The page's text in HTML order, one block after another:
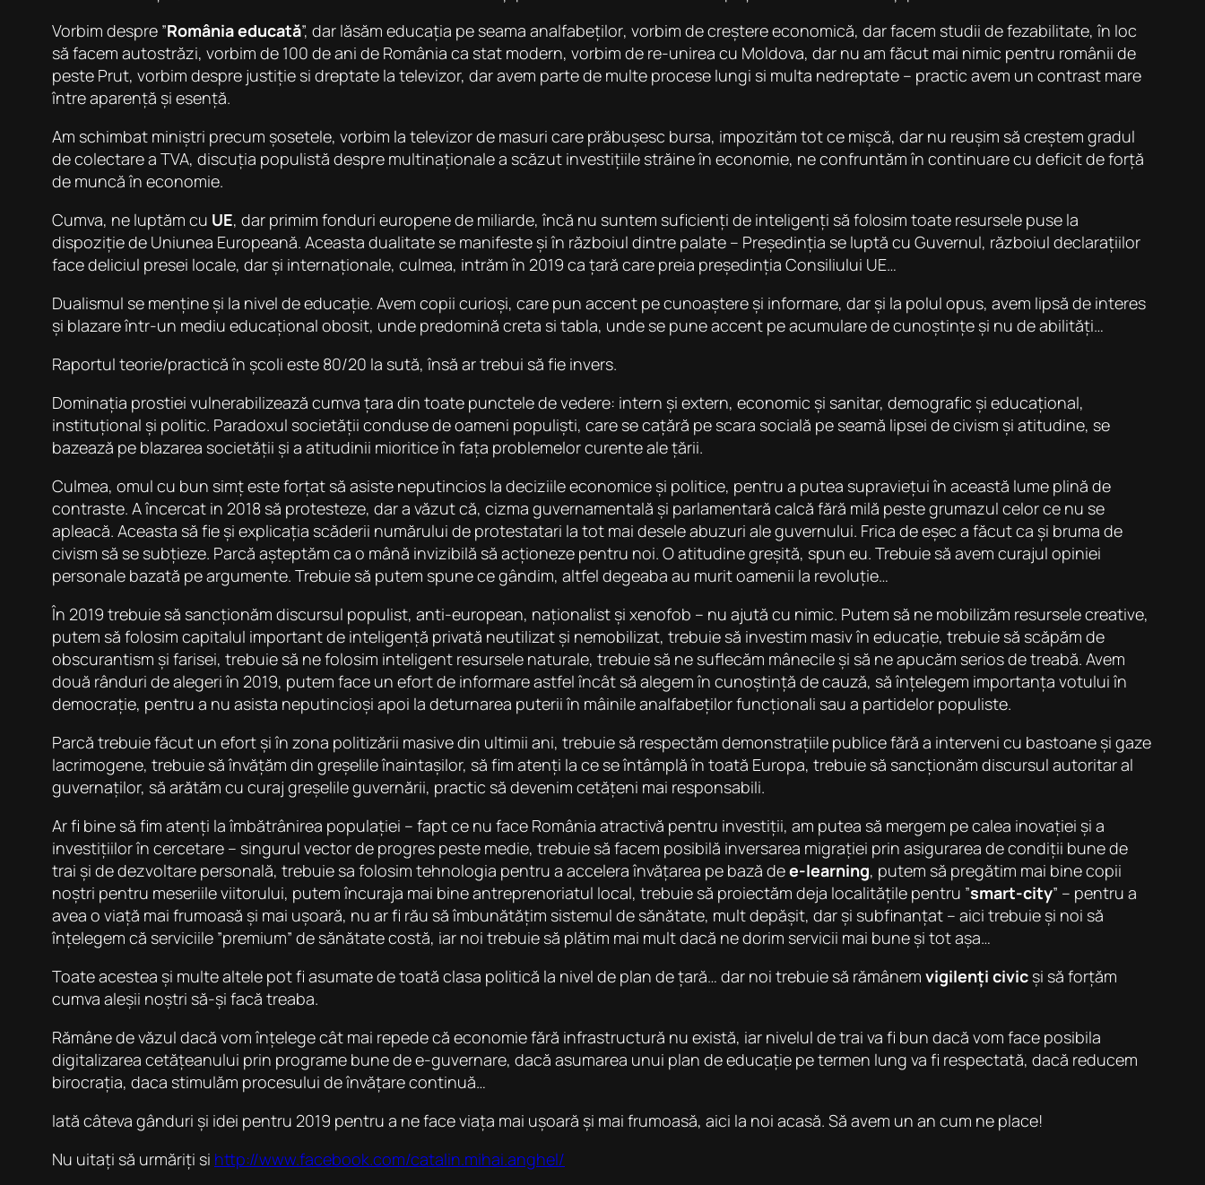
Vorbim despre ”România educată”, dar lăsăm educația pe seama analfabeților, vorbim de creștere economică, dar facem studii de fezabilitate, în loc
să facem autostrăzi, vorbim de 100 de ani de România ca stat modern, vorbim de re-unirea cu Moldova, dar nu am făcut mai nimic pentru românii de
peste Prut, vorbim despre justiție si dreptate la televizor, dar avem parte de multe procese lungi si multa nedreptate – practic avem un contrast mare
între aparență și esență.
Am schimbat miniștri precum șosetele, vorbim la televizor de masuri care prăbușesc bursa, impozităm tot ce mișcă, dar nu reușim să creștem gradul
de colectare a TVA, discuția populistă despre multinaționale a scăzut investițiile străine în economie, ne confruntăm în continuare cu deficit de forță
de muncă în economie.
Cumva, ne luptăm cu UE, dar primim fonduri europenede miliarde, încă nu suntem suficienți de inteligenți să folosim toate resursele puse la
dispoziție de Uniunea Europeană. Aceasta dualitate se manifeste și în războiul dintre palate – Președinția se luptă cu Guvernul, războiul declarațiilor
face deliciul presei locale, dar și internaționale, culmea, intrăm în 2019 ca țară care preia președinția Consiliului UE…
Dualismul se menține și la nivel de educație. Avem copii curioși, care pun accent pe cunoaștere și informare, dar și la polul opus, avem lipsă de interes
și blazare într-un mediu educațional obosit, unde predomină creta si tabla, unde se pune accent pe acumulare de cunoștințe și nu de abilități…
Raportul teorie/practică în școli este 80/20 la sută, însă ar trebui să fie invers.
Dominația prostiei vulnerabilizează cumva țara din toate punctele de vedere: intern și extern, economic și sanitar, demografic și educațional,
instituțional și politic. Paradoxul societății conduse de oameni populiști, care se cațără pe scara socială pe seamă lipsei de civism și atitudine, se
bazează pe blazarea societății și a atitudinii mioritice în fața problemelor curente ale țării.
Culmea, omul cu bun simț este forțat să asiste neputincios la deciziile economice și politice, pentru a putea supraviețui în această lume plină de
contraste. A încercat in 2018 să protesteze, dar a văzut că, cizma guvernamentală și parlamentară calcă fără milă peste grumazul celor ce nu se
apleacă. Aceasta să fie și explicația scăderii numărului de protestatari la tot mai desele abuzuri ale guvernului. Frica de eșec a făcut ca și bruma de
civism să se subțieze. Parcă așteptăm ca o mână invizibilă să acționeze pentru noi. O atitudine greșită, spun eu. Trebuie să avem curajul opiniei
personale bazată pe argumente. Trebuie să putem spune ce gândim, altfel degeaba au murit oamenii la revoluție…
În 2019 trebuie să sancționăm discursul populist, anti-european, naționalist și xenofob – nu ajută cu nimic. Putem să ne mobilizăm resursele creative,
putem să folosim capitalul important de inteligență privată neutilizat și nemobilizat, trebuie să investim masiv în educație, trebuie să scăpăm de
obscurantism și farisei, trebuie să ne folosim inteligent resursele naturale, trebuie să ne suflecăm mânecile și să ne apucăm serios de treabă. Avem
două rânduri de alegeri în 2019, putem face un efort de informare astfel încât să alegem în cunoștință de cauză, să înțelegem importanța votului în
democrație, pentru a nu asista neputincioși apoi la deturnarea puterii în mâinile analfabeților funcționali sau a partidelor populiste.
Parcă trebuie făcut un efort și în zona politizării masive din ultimii ani, trebuie să respectăm demonstrațiile publice fără a interveni cu bastoane și gaze
lacrimogene, trebuie să învățăm din greșelile înaintașilor, să fim atenți la ce se întâmplă în toată Europa, trebuie să sancționăm discursul autoritar al
guvernaților, să arătăm cu curaj greșelile guvernării, practic să devenim cetățeni mai responsabili.
Ar fi bine să fim atenți la îmbătrânirea populației – fapt ce nu face România atractivă pentru investiții, am putea să mergem pe calea inovației și a
investițiilor în cercetare – singurul vector de progres peste medie, trebuie să facem posibilă inversarea migrației prin asigurarea de condiții bune de
trai și de dezvoltare personală, trebuie sa folosim tehnologia pentru a accelera învățarea pe bază dee-learning, putem să pregătim mai bine copii
noștri pentru meseriile viitorului, putem încuraja mai bine antreprenoriatul local, trebuie să proiectăm deja localitățile pentru ”smart-city” – pentru a
avea o viață mai frumoasă și mai ușoară, nu ar fi rău să îmbunătățim sistemul de sănătate, mult depășit, dar și subfinanțat – aici trebuie și noi să
înțelegem că serviciile ”premium” de sănătate costă, iar noi trebuie să plătim mai mult dacă ne dorim servicii mai bune și tot așa…
Toate acestea și multe altele pot fi asumate de toată clasa politică la nivel de plan de țară… dar noi trebuie să rămânem vigilenți civic și să forțăm
cumva aleșii noștri să-și facă treaba.
Rămâne de văzul dacă vom înțelege cât mai repede că economie fără infrastructură nu există, iar nivelul de trai va fi bun dacă vom face posibila
digitalizarea cetățeanului prin programe bune de e-guvernare, dacă asumarea unui plan de educație pe termen lung va fi respectată, dacă reducem
birocrația, daca stimulăm procesului de învățare continuă…
Iată câteva gânduri și idei pentru 2019 pentru a ne face viața mai ușoară și mai frumoasă, aici la noi acasă. Să avem un an cum ne place!
Nu uitați să urmăriți si http://www.facebook.com/catalin.mihai.anghel/